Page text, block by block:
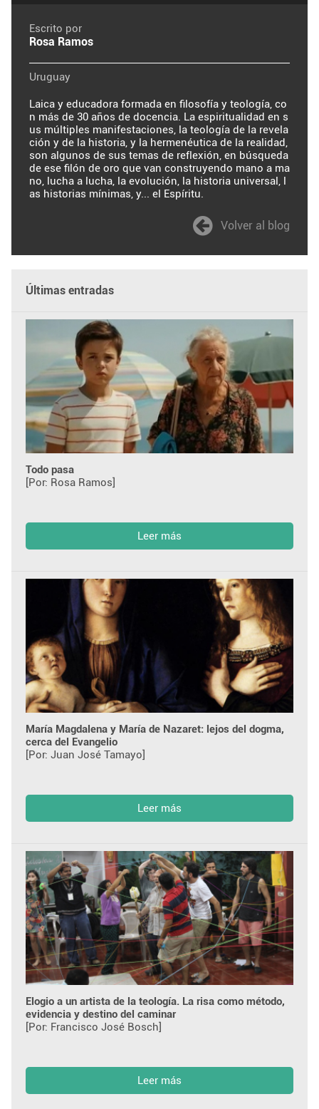
Escrito por
Rosa Ramos
Uruguay
Laica y educadora formada en filosofía y teología, co
n más de 30 años de docencia. La espiritualidad en s
us múltiples manifestaciones, la teología de la revela
ción y de la historia, y la hermenéutica de la realidad,
son algunos de sus temas de reflexión, en búsqueda
de ese filón de oro que van construyendo mano a ma
no, lucha a lucha, la evolución, la historia universal, l
as historias mínimas, y... el Espíritu.
Volver al blog
Últimas entradas
Todo pasa
[Por: Rosa Ramos]
Leer más
María Magdalena y María de Nazaret: lejos del dogma,
cerca del Evangelio
[Por: Juan José Tamayo]
Leer más
Elogio a un artista de la teología. La risa como método,
evidencia y destino del caminar
[Por: Francisco José Bosch]
Leer más